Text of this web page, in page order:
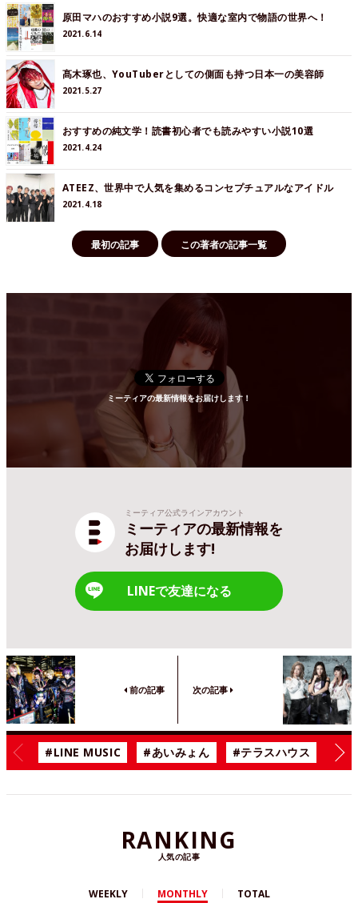
原田マハのおすすめ小説9選。快適な室内で物語の世界へ！
2021.6.14
髙木琢也、YouTuberとしての側面も持つ日本一の美容師
2021.5.27
おすすめの純文学！読書初心者でも読みやすい小説10選
2021.4.24
ATEEZ、世界中で人気を集めるコンセプチュアルなアイドル
2021.4.18
最初の記事 この著者の記事一覧
ミーティアの最新情報をお届けします！
ミーティア公式ラインアカウント
ミーティアの最新情報を
お届けします!
LINEで友達になる
前の記事 次の記事
#LINE MUSIC #あいみょん #テラスハウス #漫
RANKING
人気の記事
WEEKLY MONTHLY TOTAL